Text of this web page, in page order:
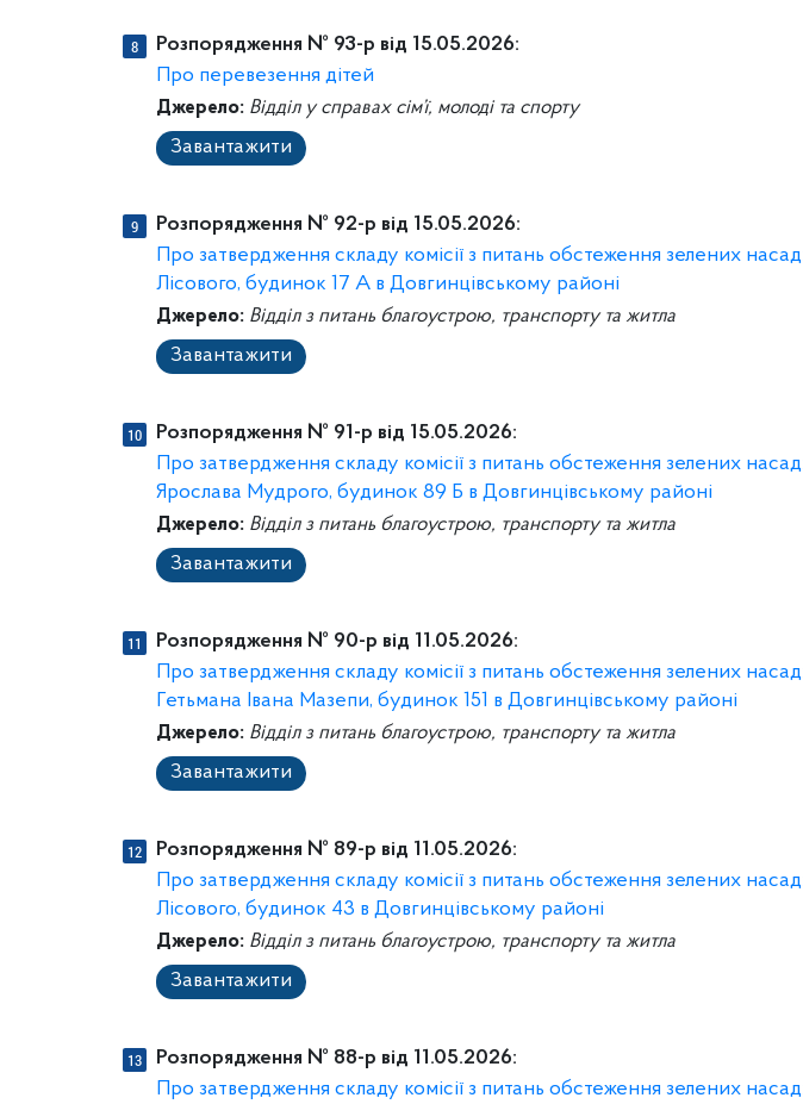
Розпорядження № 93-р від 15.05.2026:
Про перевезення дітей
Джерело: Відділ у справах сім’ї, молоді та спорту
Завантажити
Розпорядження № 92-р від 15.05.2026:
Про затвердження складу комісії з питань обстеження зелених
Лісового, будинок 17 А в Довгинцівському районі
Джерело: Відділ з питань благоустрою, транспорту та житла
Завантажити
Розпорядження № 91-р від 15.05.2026:
Про затвердження складу комісії з питань обстеження зелених
Ярослава Мудрого, будинок 89 Б в Довгинцівському районі
Джерело: Відділ з питань благоустрою, транспорту та житла
Завантажити
Розпорядження № 90-р від 11.05.2026:
Про затвердження складу комісії з питань обстеження зелених
Гетьмана Івана Мазепи, будинок 151 в Довгинцівському районі
Джерело: Відділ з питань благоустрою, транспорту та житла
Завантажити
Розпорядження № 89-р від 11.05.2026:
Про затвердження складу комісії з питань обстеження зелених
Лісового, будинок 43 в Довгинцівському районі
Джерело: Відділ з питань благоустрою, транспорту та житла
Завантажити
Розпорядження № 88-р від 11.05.2026:
Про затвердження складу комісії з питань обстеження зелених